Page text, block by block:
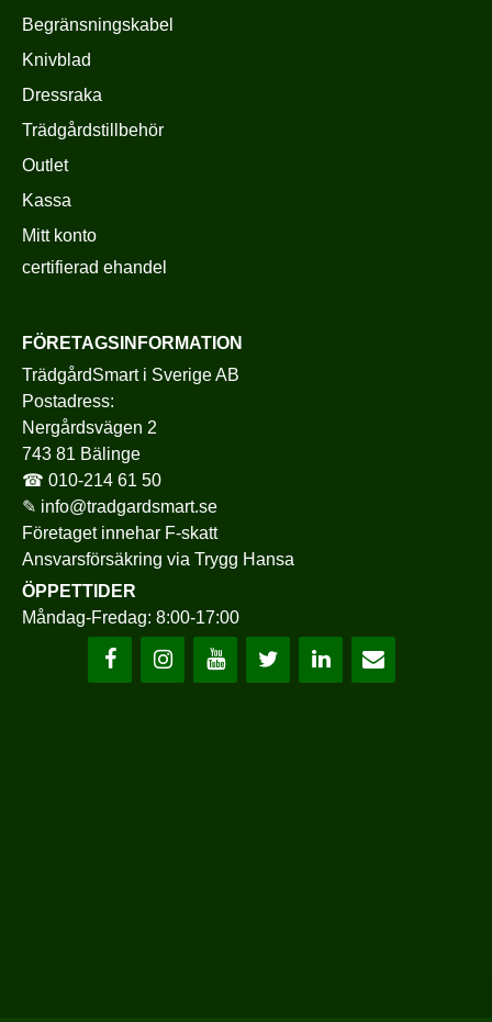
Begränsningskabel
Knivblad
Dressraka
Trädgårdstillbehör
Outlet
Kassa
Mitt konto
certifierad ehandel
FÖRETAGSINFORMATION
TrädgårdSmart i Sverige AB
Postadress:
Nergårdsvägen 2
743 81 Bälinge
☎ 010-214 61 50
✎ info@tradgardsmart.se
Företaget innehar F-skatt
Ansvarsförsäkring via Trygg Hansa
ÖPPETTIDER
Måndag-Fredag: 8:00-17:00